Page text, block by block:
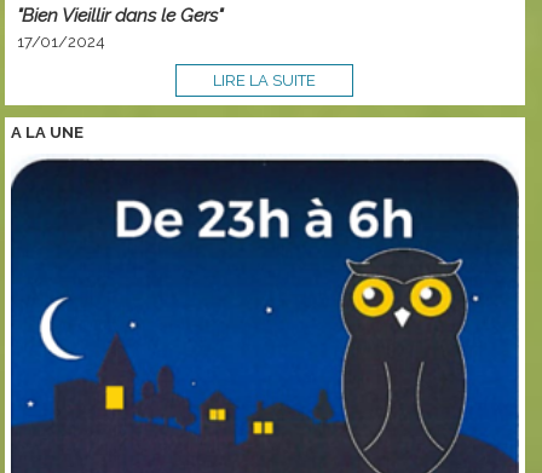
"Bien Vieillir dans le Gers"
17/01/2024
LIRE LA SUITE
A LA UNE